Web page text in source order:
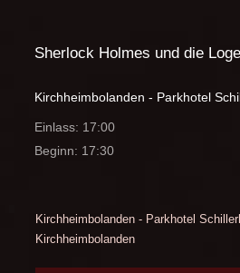
Sherlock Holmes und die
Kirchheimbolanden - Parkhotel
Einlass: 17:00
Beginn: 17:30
Kirchheimbolanden - Parkhotel
Kirchheimbolanden